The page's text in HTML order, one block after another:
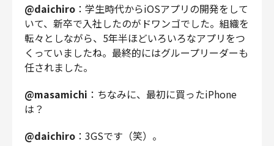
@daichiro ：学生時代からiOSアプリの開発をして
いて、新卒で入社したのがドワンゴでした。組織を
転々としながら、5年半ほどいろいろなアプリをつ
くっていましたね。最終的にはグループリーダーも
任されました。
@masamichi ：ちなみに、最初に買ったiPhone
は？
@daichiro ：3GSです（笑）。